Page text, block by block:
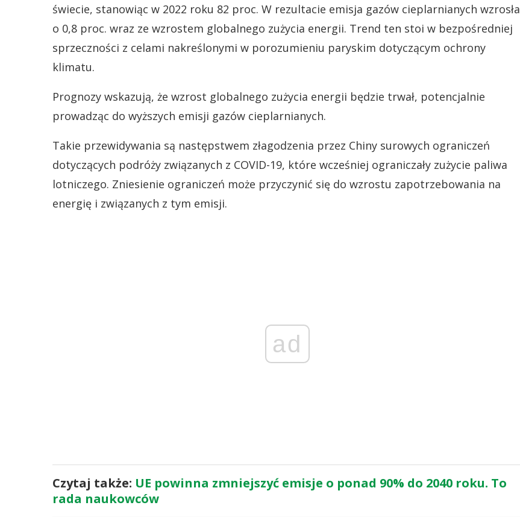
świecie, stanowiąc w 2022 roku 82 proc. W rezultacie emisja gazów cieplarnianych wzrosła
o 0,8 proc. wraz ze wzrostem globalnego zużycia energii. Trend ten stoi w bezpośredniej
sprzeczności z celami nakreślonymi w porozumieniu paryskim dotyczącym ochrony
klimatu.
Prognozy wskazują, że wzrost globalnego zużycia energii będzie trwał, potencjalnie
prowadząc do wyższych emisji gazów cieplarnianych.
Takie przewidywania są następstwem złagodzenia przez Chiny surowych ograniczeń
dotyczących podróży związanych z COVID-19, które wcześniej ograniczały zużycie paliwa
lotniczego. Zniesienie ograniczeń może przyczynić się do wzrostu zapotrzebowania na
energię i związanych z tym emisji.
ad
Czytaj także: UE powinna zmniejszyć emisje o ponad 90% do 2040 roku. To
rada naukowców